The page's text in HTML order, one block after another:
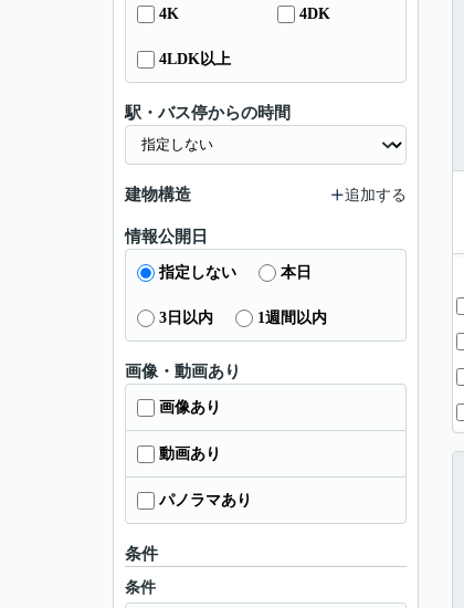
4K 4DK
4LDK以上
駅・バス停からの時間
建物構造 追加する
情報公開日
指定しない 本日
3日以内 1週間以内
画像・動画あり
画像あり
動画あり
パノラマあり
条件
条件